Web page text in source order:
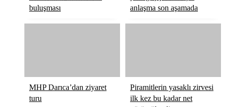
buluşması
anlaşma son aşamada
MHP Darıca’dan ziyaret
turu
Piramitlerin yasaklı zirvesi
ilk kez bu kadar net